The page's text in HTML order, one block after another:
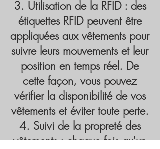
Utilisation de la RFID : des
étiquettes RFID peuvent être
appliquées aux vêtements pour
suivre leurs mouvements et leur
position en temps réel. De
cette façon, vous pouvez
vérifier la disponibilité de vos
vêtements et éviter toute perte.
Suivi de la propreté des
vêtements : chaque fois qu'un